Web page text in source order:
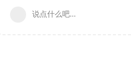
说点什么吧...